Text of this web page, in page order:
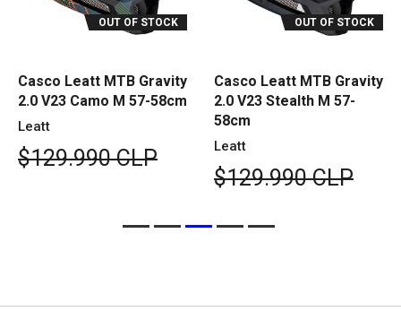
OUT OF STOCK
Casco Leatt MTB Gravity
2.0 V23 Camo M 57-58cm
Leatt
$129.990 CLP
OUT OF STOCK
Casco Leatt MTB Gravity
2.0 V23 Stealth M 57-
58cm
Leatt
$129.990 CLP